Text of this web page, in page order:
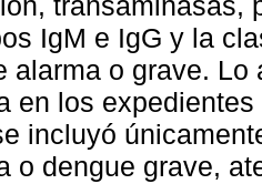
IgM e IgG y la
alarma o grave.
en los
incluyó
o dengue grave,